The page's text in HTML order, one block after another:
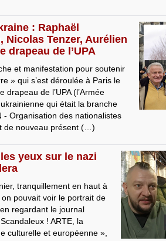
: Raphaël
Nicolas Tenzer, Aurélien
drapeau de l’UPA
et manifestation pour soutenir
» qui s’est déroulée à Paris le
drapeau de l’UPA (l’Armée
qui était la branche
- Organisation des nationalistes
de nouveau présent (…)
yeux sur le nazi
tranquillement en haut à
on pouvait voir le portrait de
regardant le journal
! ARTE, la
culturelle et européenne »,